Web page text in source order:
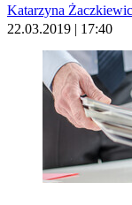
Katarzyna
22.03.2019 | 17:40